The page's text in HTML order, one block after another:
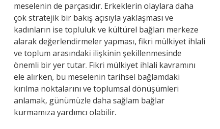
meselenin de parçasıdır. Erkeklerin olaylara daha
çok stratejik bir bakış açısıyla yaklaşması ve
kadınların ise topluluk ve kültürel bağları merkeze
alarak değerlendirmeler yapması, fikri mülkiyet ihlali
ve toplum arasındaki ilişkinin şekillenmesinde
önemli bir yer tutar. Fikri mülkiyet ihlali kavramını
ele alırken, bu meselenin tarihsel bağlamdaki
kırılma noktalarını ve toplumsal dönüşümleri
anlamak, günümüzle daha sağlam bağlar
kurmamıza yardımcı olabilir.